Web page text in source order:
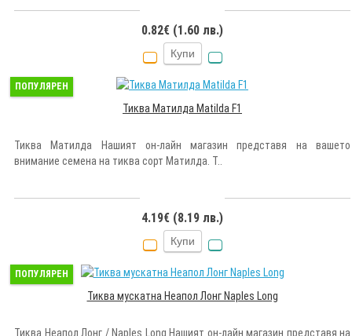
0.82€ (1.60 лв.)
Купи
ПОПУЛЯРЕН
Тиква Матилда Matilda F1
Тиква Матилда Нашият он-лайн магазин представя на вашето
внимание семена на тиква сорт Матилда. Т..
4.19€ (8.19 лв.)
Купи
ПОПУЛЯРЕН
Тиква мускатна Неапол Лонг Naples Long
Тиква Неапол Лонг / Naples Long Нашият он-лайн магазин представя на